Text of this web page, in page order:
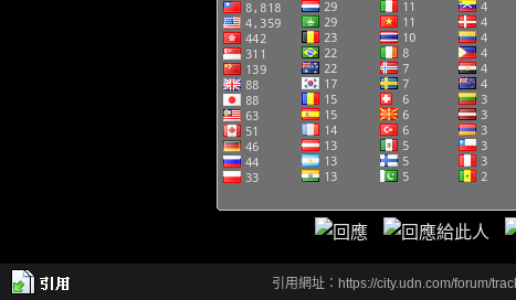
引用網址：https://city.udn.com/forum/